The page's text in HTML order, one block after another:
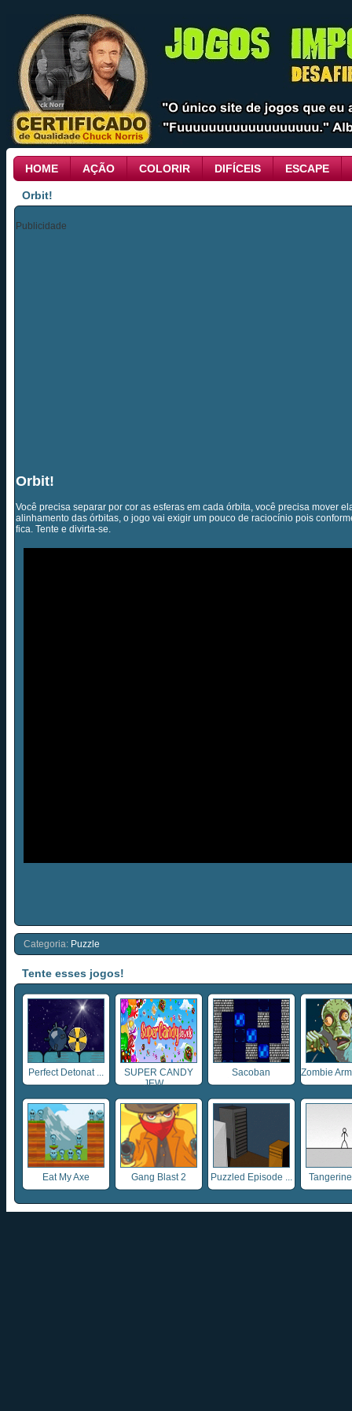
HOME AÇÃO COLORIR DIFÍCEIS ESCAPE
Orbit!
Publicidade
Orbit!
Você precisa separar por cor as esferas em cada órbita, você precisa mover
alinhamento das órbitas, o jogo vai exigir um pouco de raciocínio pois
fica. Tente e divirta-se.
Categoria: Puzzle
Tente esses jogos!
Perfect Detonat ...
SUPER CANDY
JEW ...
Sacoban Zombie
Eat My Axe Gang Blast 2 Puzzled Episode ...